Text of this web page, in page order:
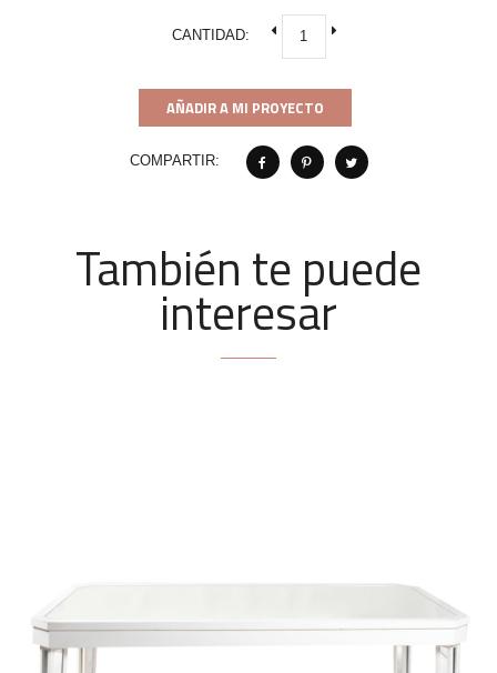
CANTIDAD:
AÑADIR A MI PROYECTO
COMPARTIR:
También te puede
interesar